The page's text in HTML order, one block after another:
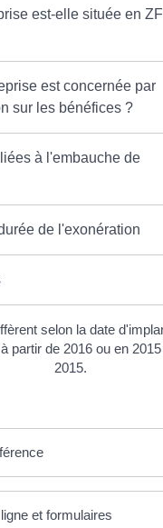
est-elle située en
est concernée par
sur les bénéfices ?
à l'embauche de
de l'exonération
selon la date
partir de 2016 ou en
2015.
et formulaires